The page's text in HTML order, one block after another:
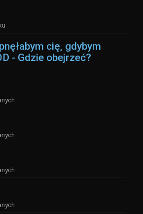
cię, gdybym
- Gdzie obejrzeć?